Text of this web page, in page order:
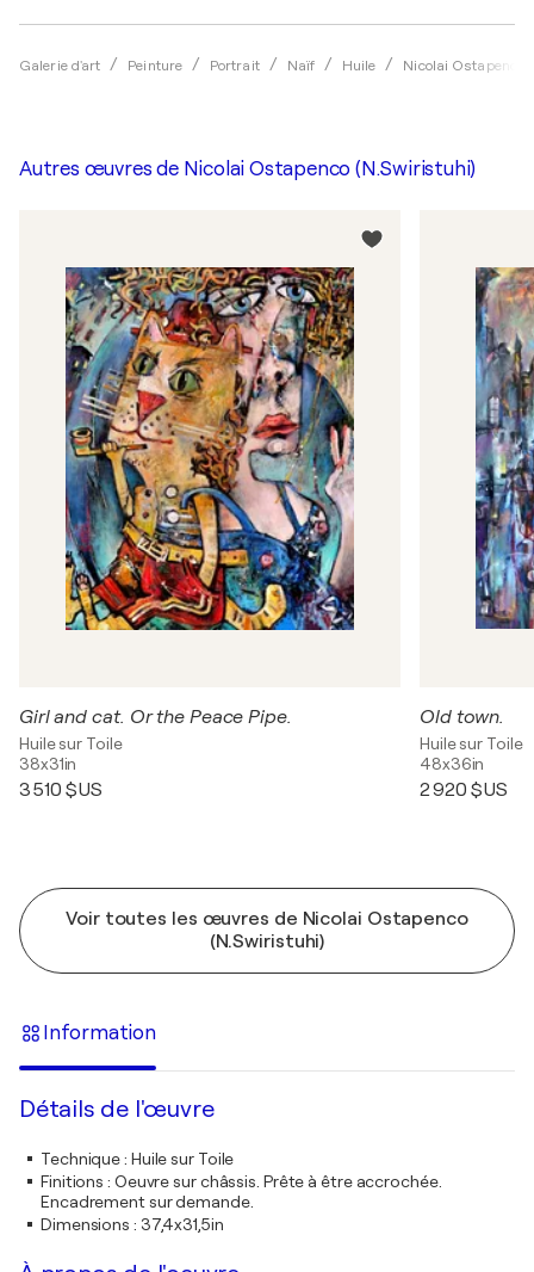
Galerie d'art Peinture Portrait Naïf Huile Nicolai Ostapenco
Autres œuvres de Nicolai Ostapenco (N.Swiristuhi)
Girl and cat. Or the Peace Pipe.
Huile sur Toile
38x31in
3 510 $US
Old town.
Huile sur Toile
48x36in
2 920 $US
Voir toutes les œuvres de Nicolai Ostapenco
(N.Swiristuhi)
Information
Détails de l'œuvre
Technique: Huile sur Toile
Finitions : Oeuvre sur châssis. Prête à être accrochée.
Encadrement sur demande.
Dimensions : 37,4x31,5in